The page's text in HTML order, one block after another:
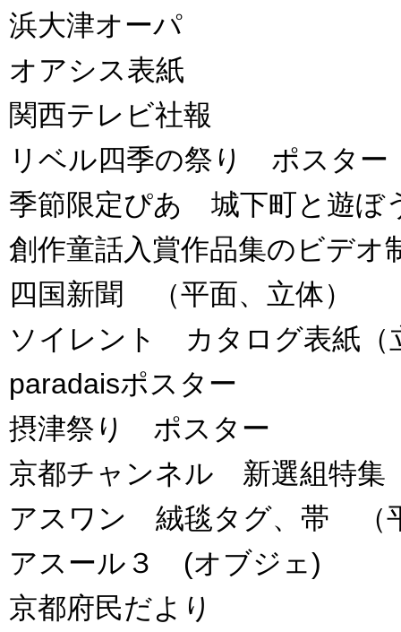
浜大津オーパ
オアシス表紙
関西テレビ社報
リベル四季の祭り ポスター
季節限定ぴあ 城下町と遊ぼ
創作童話入賞作品集のビデオ
四国新聞 （平面、立体）
ソイレント カタログ表紙（
paradaisポスター
摂津祭り ポスター
京都チャンネル 新選組特集
アスワン 絨毯タグ、帯 （
アスール３ (オブジェ)
京都府民だより